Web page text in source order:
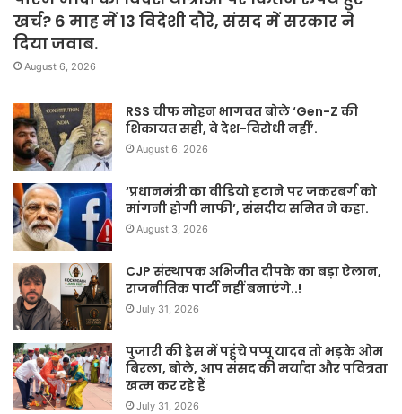
खर्च? 6 माह में 13 विदेशी दौरे, संसद में सरकार ने
दिया जवाब.
August 6, 2026
RSS चीफ मोहन भागवत बोले ‘Gen-Z की
शिकायत सही, वे देश-विरोधी नहीं’.
August 6, 2026
‘प्रधानमंत्री का वीडियो हटाने पर जकरबर्ग को
मांगनी होगी माफी’, संसदीय समित ने कहा.
August 3, 2026
CJP संस्थापक अभिजीत दीपके का बड़ा ऐलान,
राजनीतिक पार्टी नहीं बनाएंगे..!
July 31, 2026
पुजारी की ड्रेस में पहुंचे पप्पू यादव तो भड़के ओम
बिरला, बोले, आप संसद की मर्यादा और पवित्रता
खत्म कर रहे हैं
July 31, 2026